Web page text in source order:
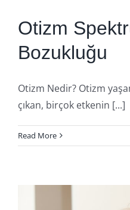
Otizm
Bozukluğu
Otizm Nedir? Otizm
çıkan, birçok etkenin [...]
Read More